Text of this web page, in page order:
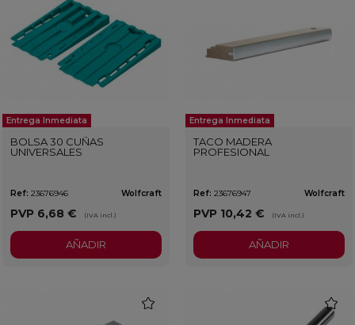
Entrega Inmediata
BOLSA 30 CUÑAS
UNIVERSALES
Ref: 23676946 Wolfcraft
PVP 6,68 € (IVA incl.)
AÑADIR
Entrega Inmediata
TACO MADERA
PROFESIONAL
Ref: 23676947 Wolfcraft
PVP 10,42 € (IVA incl.)
AÑADIR